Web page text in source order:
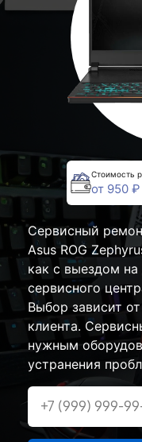
Стоимость
от 950 ₽
Сервисный
Asus ROG
как с выездом
сервисного
Выбор зависит
клиента.
нужным
устранения